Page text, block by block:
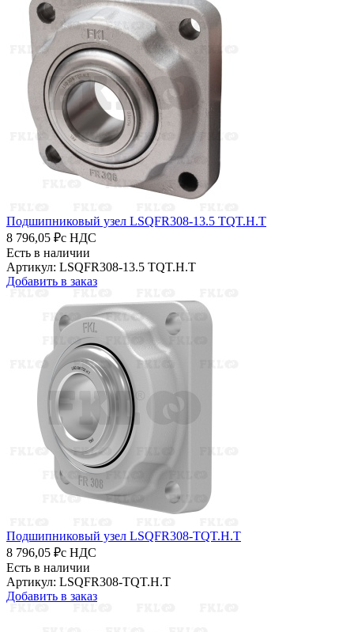
Подшипниковый узел LSQFR308-13.5 TQT.H.T
8 796,05 ₽с НДС
Есть в наличии
Артикул: LSQFR308-13.5 TQT.H.T
Добавить в заказ
Подшипниковый узел LSQFR308-TQT.H.T
8 796,05 ₽с НДС
Есть в наличии
Артикул: LSQFR308-TQT.H.T
Добавить в заказ